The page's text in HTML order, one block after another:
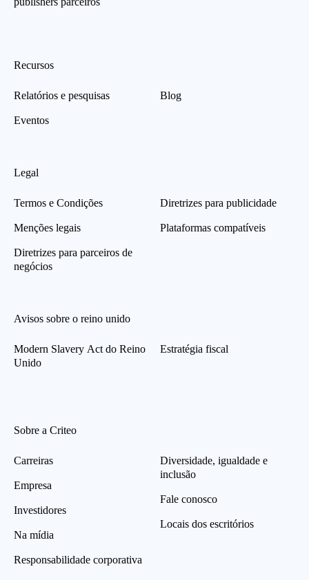
Recursos
Relatórios e pesquisas
Eventos
Blog
Legal
Termos e Condições
Menções legais
Diretrizes para parceiros de
negócios
Diretrizes para publicidade
Plataformas compatíveis
Avisos sobre o reino unido
Modern Slavery Act do Reino
Unido
Estratégia fiscal
Sobre a Criteo
Carreiras
Empresa
Investidores
Na mídia
Responsabilidade corporativa
Diversidade, igualdade e
inclusão
Fale conosco
Locais dos escritórios